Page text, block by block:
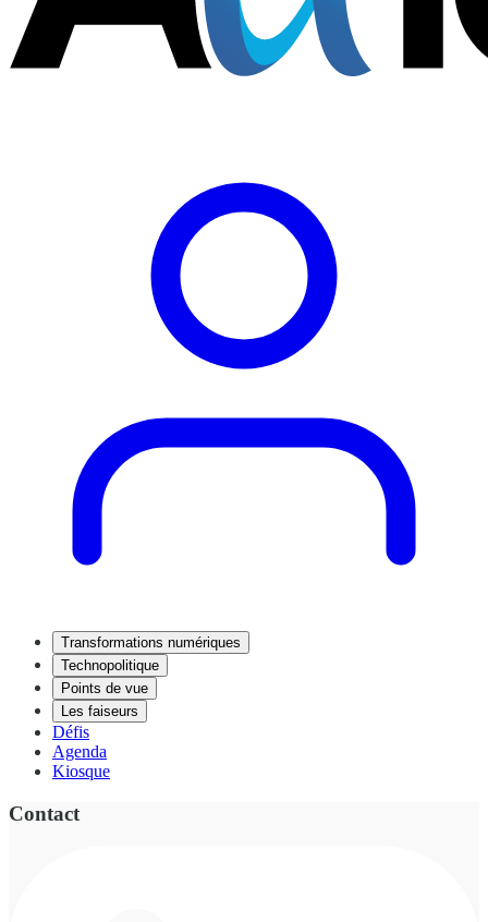
Transformations numériques
Technopolitique
Points de vue
Les faiseurs
Défis
Agenda
Kiosque
Contact